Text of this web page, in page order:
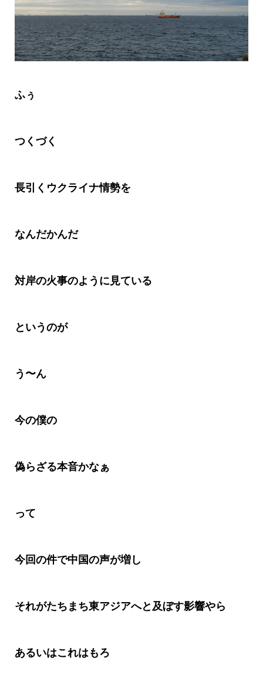
ふぅ
つくづく
長引くウクライナ情勢を
なんだかんだ
対岸の火事のように見ている
というのが
う〜ん
今の僕の
偽らざる本音かなぁ
って
今回の件で中国の声が増し
それがたちまち東アジアへと及ぼす影響やら
あるいはこれはもろ